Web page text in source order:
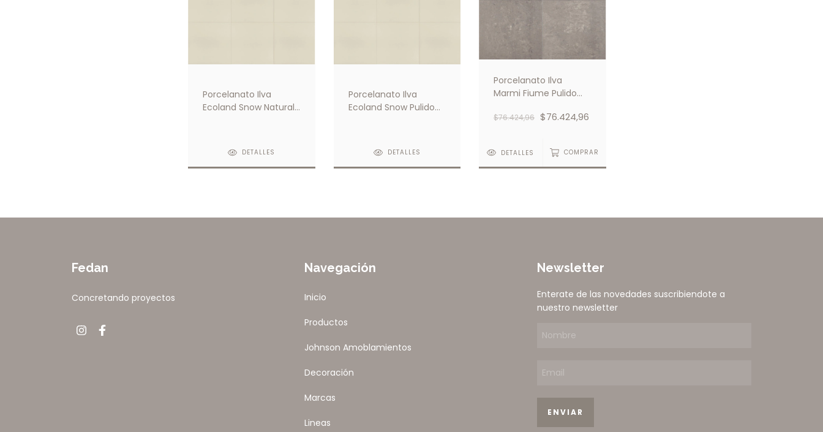
Porcelanato Ilva
Ecoland Snow Natural
DETALLES
Porcelanato Ilva
Ecoland Snow Pulido
DETALLES
Porcelanato Ilva
Marmi Fiume Pulido
$76.424,96 $76.424,96
DETALLES COMPRAR
Fedan
Concretando proyectos
Navegación
Inicio
Productos
Johnson Amoblamientos
Decoración
Marcas
Lineas
Newsletter
Enterate de las novedades suscribiendote a
nuestro newsletter